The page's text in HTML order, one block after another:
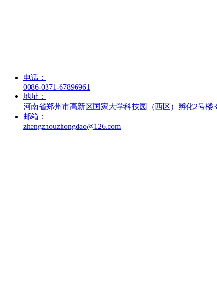
电话：
0086-0371-67896961
地址：
河南省郑州市高新区国家大学科技园（西区）孵化2号楼
邮箱：
zhengzhouzhongdao@126.com